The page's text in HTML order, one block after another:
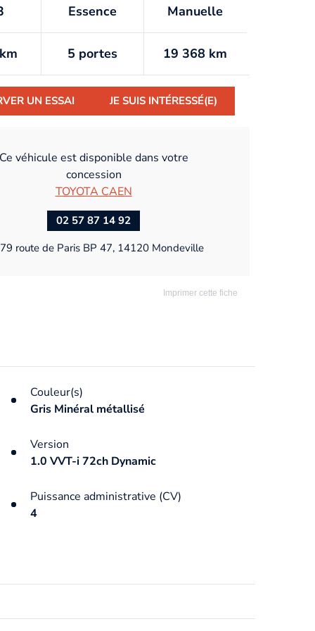
Essence Manuelle
5 portes 19 368 km
UN ESSAI JE SUIS INTÉRESSÉ(E)
véhicule est disponible dans votre
concession
TOYOTA CAEN
02 57 87 14 92
route de Paris BP 47, 14120 Mondeville
Imprimer cette fiche
Couleur(s)
Gris Minéral métallisé
Version
1.0 VVT-i 72ch Dynamic
Puissance administrative (CV)
4